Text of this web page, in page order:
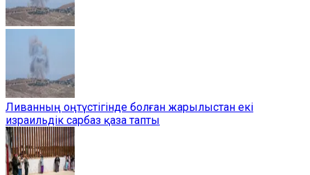
Ливанның оңтүстігінде болған жарылыстан екі
израильдік сарбаз қаза тапты